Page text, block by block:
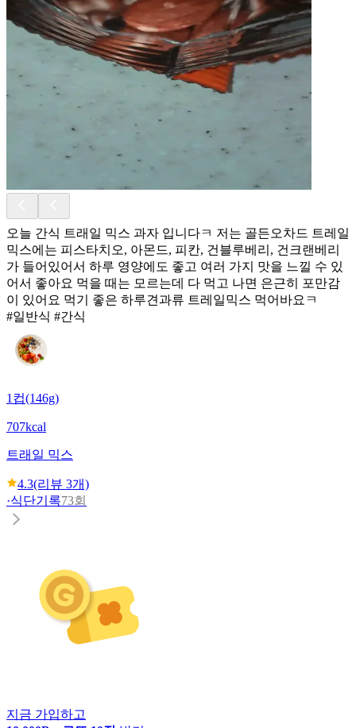
오늘 간식 트래일 믹스 과자 입니다ㅋ 저는 골든오차드 트레일
믹스에는 피스타치오, 아몬드, 피칸, 건블루베리, 건크랜베리
가 들어있어서 하루 영양에도 좋고 여러 가지 맛을 느낄 수 있
어서 좋아요 먹을 때는 모르는데 다 먹고 나면 은근히 포만감
이 있어요 먹기 좋은 하루견과류 트레일믹스 먹어바요ㅋ
#일반식 #간식
1컵(146g)
707kcal
트래일 믹스
4.3(리뷰 3개)
·식단기록73회
지금 가입하고